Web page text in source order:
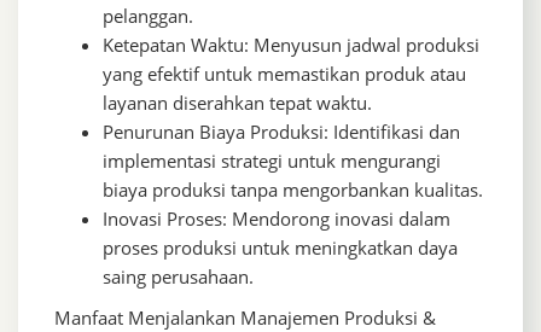
pelanggan.
Ketepatan Waktu: Menyusun jadwal produksi
yang efektif untuk memastikan produk atau
layanan diserahkan tepat waktu.
Penurunan Biaya Produksi: Identifikasi dan
implementasi strategi untuk mengurangi
biaya produksi tanpa mengorbankan kualitas.
Inovasi Proses: Mendorong inovasi dalam
proses produksi untuk meningkatkan daya
saing perusahaan.
Manfaat Menjalankan Manajemen Produksi &